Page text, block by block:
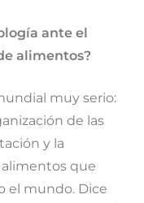
ante el
alimentos?
muy serio:
de las
y la
que
el mundo. Dice